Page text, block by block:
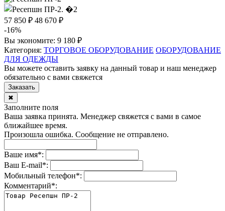
57 850 ₽ 48 670 ₽
-16%
Вы экономите: 9 180 ₽
Категория: ТОРГОВОЕ ОБОРУДОВАНИЕ ОБОРУДОВАНИЕ
ДЛЯ ОДЕЖДЫ
Вы можете оставить заявку на данный товар и наш менеджер
обязательно с вами свяжется
Заказать
✖
Заполните поля
Ваша заявка принята. Менеджер свяжется с вами в самое
ближайшее время.
Произошла ошибка. Сообщение не отправлено.
Ваше имя*:
Ваш E-mail*:
Мобильный телефон*:
Комментарий*: